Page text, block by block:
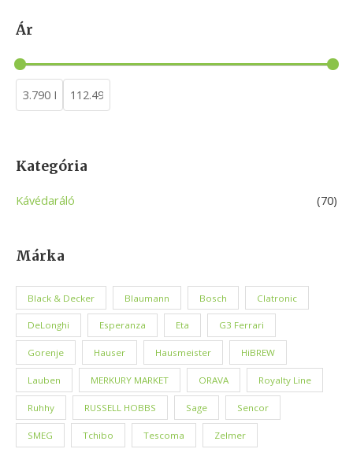
r
c
h
Ár
Kategória
Kávédaráló (70)
Márka
Black & Decker Blaumann Bosch Clatronic
DeLonghi Esperanza Eta G3 Ferrari
Gorenje Hauser Hausmeister HiBREW
Lauben MERKURY MARKET ORAVA Royalty Line
Ruhhy RUSSELL HOBBS Sage Sencor
SMEG Tchibo Tescoma Zelmer